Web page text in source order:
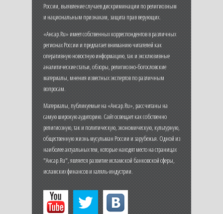
России, выявление случаев дискриминации по религиозным
и национальным признакам, защита прав верующих.
«Ансар.Ru» имеет собственных корреспондентов в различных
регионах России и предлагает вниманию читателей как
оперативную новостную информацию, так и эксклюзивные
аналитические статьи, обзоры, религиозно-богословские
материалы, мнения известных экспертов по различным
вопросам.
Материалы, публикуемые на «Ансар.Ru», рассчитаны на
самую широкую аудиторию. Сайт освещает как собственно
религиозную, так и политическую, экономическую, культурную,
общественную жизнь мусульман России и зарубежья. Одной из
наиболее актуальных тем, которые находят место на страницах
"Ансар.Ru", является развитие исламской банковской сферы,
исламских финансов и халяль-индустрии.